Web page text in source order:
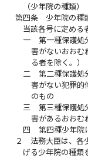
（少年院の種類）
第四条
少年院の種
当該各号に定める
一
第一種保護処
害がないおおむ
る者を除く。）
二
第二種保護処
害がない犯罪的
のもの
三
第三種保護処
害があるおおむ
四
第四種少年院
２
法務大臣は、各
げる少年院の種類